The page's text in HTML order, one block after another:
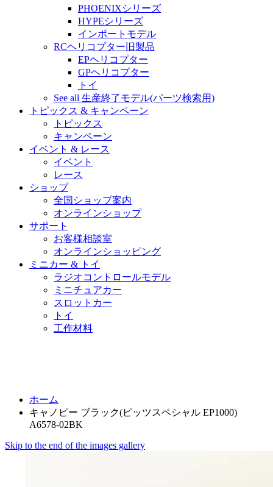
PHOENIXシリーズ
HYPEシリーズ
インポートモデル
RCヘリコプター旧製品
EPヘリコプター
GPヘリコプター
トイ
See all 生産終了モデル(パーツ検索用)
トピックス & キャンペーン
トピックス
キャンペーン
イベント & レース
イベント
レース
ショップ
全国ショップ案内
オンラインショップ
サポート
お客様相談室
オンラインショッピング
ミニカー & トイ
ラジオコントロールモデル
ミニチュアカー
スロットカー
トイ
工作材料
ホーム
キャノピー ブラック(ピッツスペシャル EP1000)
A6578-02BK
Skip to the end of the images gallery